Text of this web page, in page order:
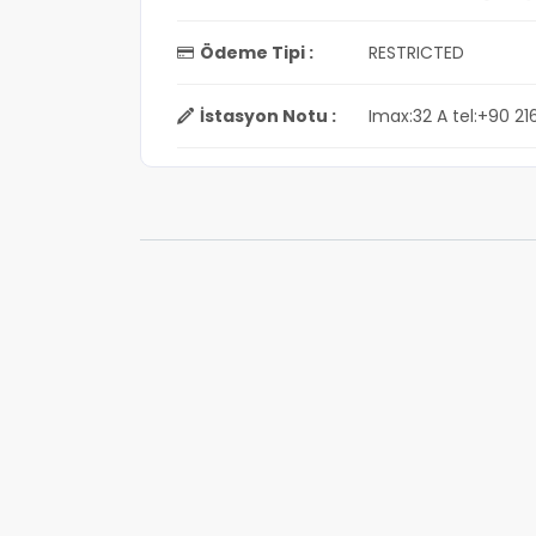
Ödeme Tipi : RESTRICTED
İstasyon Notu : Imax:32 A tel:+90